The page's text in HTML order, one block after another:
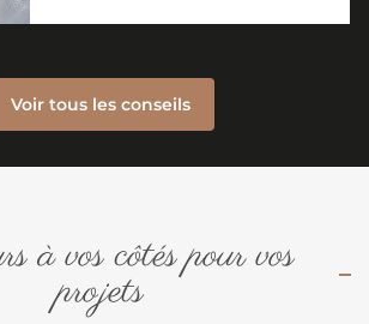
Voir tous les conseils
à vos côtés pour vos
projets